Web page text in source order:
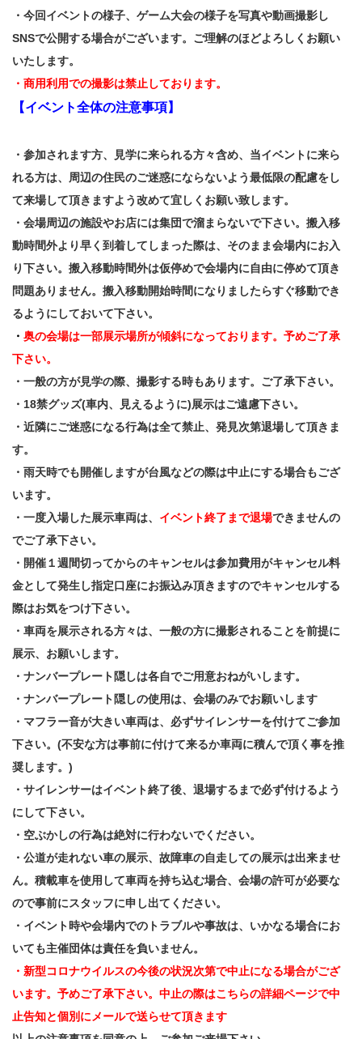
・今回イベントの様子、ゲーム大会の様子を写真や動画撮影し
SNSで公開する場合がございます。ご理解のほどよろしくお願い
いたします。
・商用利用での撮影は禁止しております。
【イベント全体の注意事項】
・参加されます方、見学に来られる方々含め、当イベントに来ら
れる方は、周辺の住民のご迷惑にならないよう最低限の配慮をし
て来場して頂きますよう改めて宜しくお願い致します。
・会場周辺の施設やお店には集団で溜まらないで下さい。搬入移
動時間外より早く到着してしまった際は、そのまま会場内にお入
り下さい。搬入移動時間外は仮停めで会場内に自由に停めて頂き
問題ありません。搬入移動開始時間になりましたらすぐ移動でき
るようにしておいて下さい。
・ 奥の会場は一部展示場所が傾斜になっております。予めご了承
下さい。
・一般の方が見学の際、撮影する時もあります。ご了承下さい。
・18禁グッズ(車内、見えるように)展示はご遠慮下さい。
・近隣にご迷惑になる行為は全て禁止、発見次第退場して頂きま
す。
・雨天時でも開催しますが台風などの際は中止にする場合もござ
います。
・一度入場した展示車両は、 イベント終了まで退場できませんの
でご了承下さい。
・開催１週間切ってからのキャンセルは参加費用がキャンセル料
金として発生し指定口座にお振込み頂きますのでキャンセルする
際はお気をつけ下さい。
・車両を展示される方々は、一般の方に撮影されることを前提に
展示、お願いします。
・ナンバープレート隠しは各自でご用意おねがいします。
・ナンバープレート隠しの使用は、会場のみでお願いします
・マフラー音が大きい車両は、必ずサイレンサーを付けてご参加
下さい。(不安な方は事前に付けて来るか車両に積んで頂く事を推
奨します。)
・サイレンサーはイベント終了後、退場するまで必ず付けるよう
にして下さい。
・空ぶかしの行為は絶対に行わないでください。
・公道が走れない車の展示、故障車の自走しての展示は出来ませ
ん。積載車を使用して車両を持ち込む場合、会場の許可が必要な
ので事前にスタッフに申し出てください。
・イベント時や会場内でのトラブルや事故は、いかなる場合にお
いても主催団体は責任を負いません。
・新型コロナウイルスの今後の状況次第で中止になる場合がござ
います。予めご了承下さい。中止の際はこちらの詳細ページで中
止告知と個別にメールで送らせて頂きます